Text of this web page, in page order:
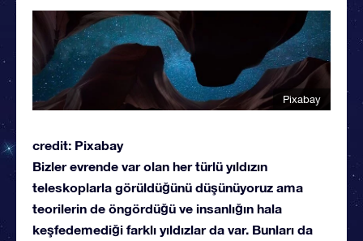
Pixabay
credit: Pixabay
Bizler evrende var olan her türlü yıldızın
teleskoplarla görüldüğünü düşünüyoruz ama
teorilerin de öngördüğü ve insanlığın hala
keşfedemediği farklı yıldızlar da var. Bunları da